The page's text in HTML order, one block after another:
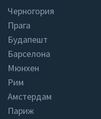
Черногория
Прага
Будапешт
Барселона
Мюнхен
Рим
Амстердам
Париж